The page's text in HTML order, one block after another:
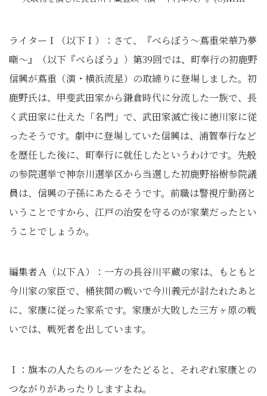
ライターＩ（以下Ｉ）：さて、『べらぼう～蔦重栄華乃夢
噺～』（以下『べらぼう』）第39回では、町奉行の初鹿野
信興が蔦重（演・横浜流星）の取締りに登場しました。初
鹿野氏は、甲斐武田家から鎌倉時代に分流した一族で、長
く武田家に仕えた「名門」で、武田家滅亡後に徳川家に従
ったそうです。劇中に登場していた信興は、浦賀奉行など
を歴任した後に、町奉行に就任したというわけです。先般
の参院選挙で神奈川選挙区から当選した初鹿野裕樹参院議
員は、信興の子孫にあたるそうです。前職は警視庁勤務と
いうことですから、江戸の治安を守るのが家業だったとい
うことでしょうか。
編集者Ａ（以下Ａ）：一方の長谷川平蔵の家は、もともと
今川家の家臣で、桶狭間の戦いで今川義元が討たれたあと
に、家康に従った家系です。家康が大敗した三方ヶ原の戦
いでは、戦死者を出しています。
Ｉ：旗本の人たちのルーツをたどると、それぞれ家康との
つながりがあったりしますよね。